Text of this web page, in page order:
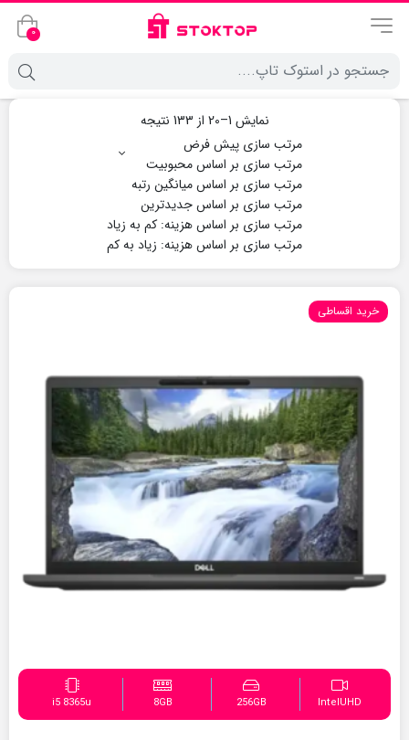
0
نمایش 1–20 از 133 نتیجه
خرید اقساطی
IntelUHD
256GB
8GB
i5 8365u